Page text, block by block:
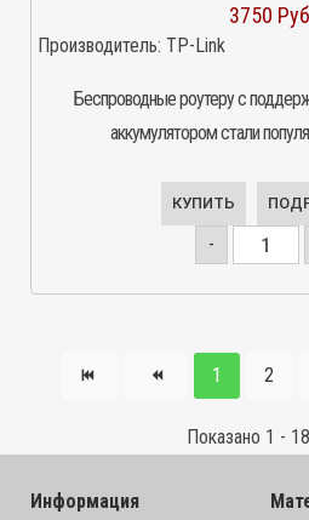
3750
Производитель: TP-Link
Беспроводные роутеру с
аккумулятором стали
КУПИТЬ
-
1 2
Показано 1 -
Информация